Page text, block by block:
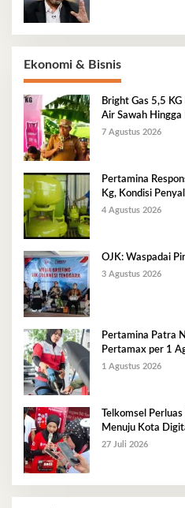
Ekonomi & Bisnis
Bright Gas 5,5
Air Sawah Hingga
Kg
7 Agustus 2026
Pertamina
Kg, Kondisi
Berlangsung
4 Agustus 2026
OJK: Waspadai
3 Agustus 2026
Pertamina Patra
Pertamax per 1
1 Agustus 2026
Telkomsel
Menuju Kota
27 Juli 2026